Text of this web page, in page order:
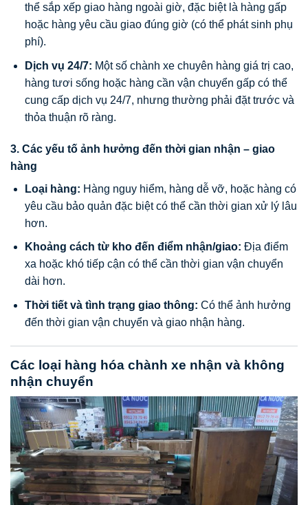
thể sắp xếp giao hàng ngoài giờ, đặc biệt là hàng gấp
hoặc hàng yêu cầu giao đúng giờ (có thể phát sinh phụ
phí).
Dịch vụ 24/7: Một số chành xe chuyên hàng giá trị cao,
hàng tươi sống hoặc hàng cần vận chuyển gấp có thể
cung cấp dịch vụ 24/7, nhưng thường phải đặt trước và
thỏa thuận rõ ràng.
3. Các yếu tố ảnh hưởng đến thời gian nhận – giao
hàng
Loại hàng: Hàng nguy hiểm, hàng dễ vỡ, hoặc hàng có
yêu cầu bảo quản đặc biệt có thể cần thời gian xử lý lâu
hơn.
Khoảng cách từ kho đến điểm nhận/giao: Địa điểm
xa hoặc khó tiếp cận có thể cần thời gian vận chuyển
dài hơn.
Thời tiết và tình trạng giao thông: Có thể ảnh hưởng
đến thời gian vận chuyển và giao nhận hàng.
Các loại hàng hóa chành xe nhận và không
nhận chuyển